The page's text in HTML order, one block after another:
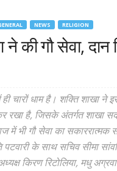
NEWS RELIGION
ने की गौ सेवा, दान
ही चारों धाम है। शक्ति शाखा
रखा है, जिसके अंतर्गत शाखा
में भी गौ सेवा का सकाररात्मक
पटवारी के साथ सचिव सीमा
किरण रिटोलिया, मधु